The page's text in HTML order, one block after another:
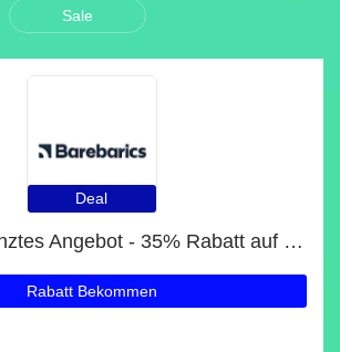
Sale
Deal
Zeitlich begrenztes Angebot - 35% Rabatt auf Zing - All White - Leather
Rabatt Bekommen